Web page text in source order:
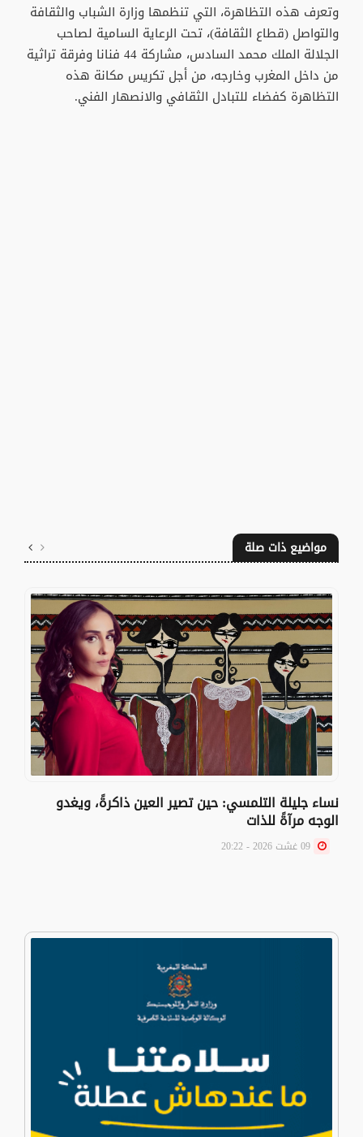
وتعرف هذه التظاهرة، التي تنظمها وزارة الشباب والثقافة
والتواصل (قطاع الثقافة)، تحت الرعاية السامية لصاحب
الجلالة الملك محمد السادس، مشاركة 44 فنانا وفرقة تراثية
من داخل المغرب وخارجه، من أجل تكريس مكانة هذه
التظاهرة كفضاء للتبادل الثقافي والانصهار الفني.
مواضيع ذات صلة
نساء جليلة التلمسي: حين تصير العين ذاكرةً، ويغدو
الوجه مرآةً للذات